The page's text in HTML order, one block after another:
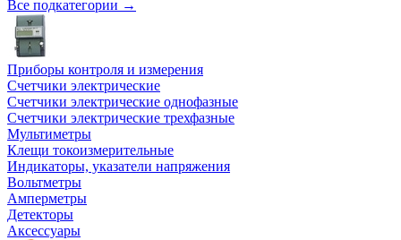
Все подкатегории →
Приборы контроля и измерения
Счетчики электрические
Счетчики электрические однофазные
Счетчики электрические трехфазные
Мультиметры
Клещи токоизмерительные
Индикаторы, указатели напряжения
Вольтметры
Амперметры
Детекторы
Аксессуары